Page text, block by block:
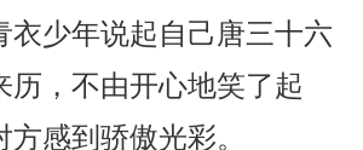
衣少年说起自己唐三十六
历，不由开心地笑了起
感到骄傲光彩。